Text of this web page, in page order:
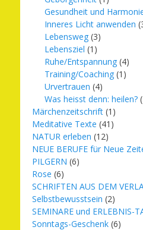
Gesundheit und
Inneres Licht anwenden
Lebensweg (3)
Lebensziel (1)
Ruhe/Entspannung (4)
Training/Coaching (1)
Urvertrauen (4)
Was heisst denn: heilen?
Märchenzeitschrift (1)
Meditative Texte (41)
NATUR erleben (12)
NEUE BERUFE für Neue
PILGERN (6)
Rose (6)
SCHRIFTEN AUS DEM
Selbstbewusstsein (2)
SEMINARE und ERLEBNIS-
Sonntags-Geschenk (6)